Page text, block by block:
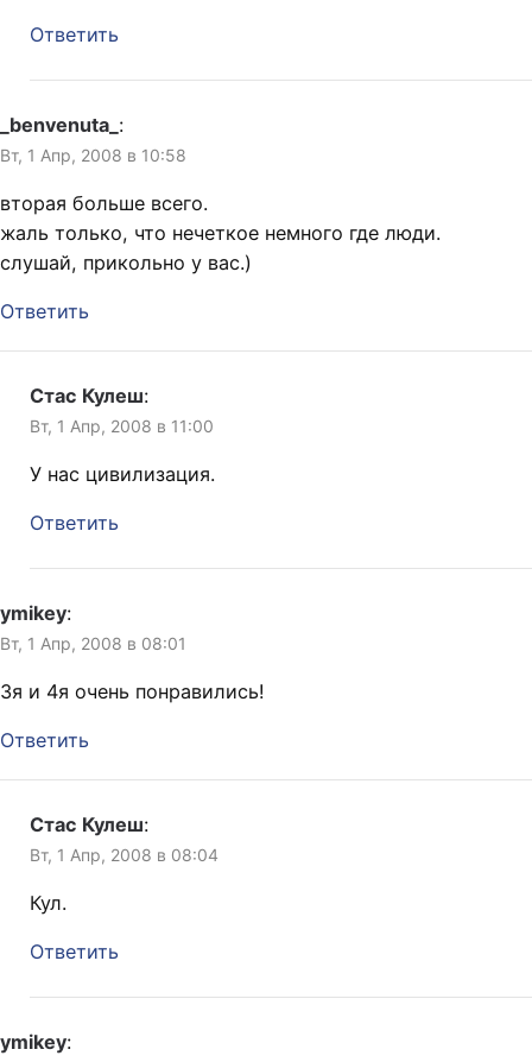
Ответить
_benvenuta_ :
Вт, 1 Апр, 2008 в 10:58
вторая больше всего.
жаль только, что нечеткое немного где люди.
слушай, прикольно у вас.)
Ответить
Стас Кулеш:
Вт, 1 Апр, 2008 в 11:00
У нас цивилизация.
Ответить
ymikey:
Вт, 1 Апр, 2008 в 08:01
3я и 4я очень понравились!
Ответить
Стас Кулеш:
Вт, 1 Апр, 2008 в 08:04
Кул.
Ответить
ymikey: